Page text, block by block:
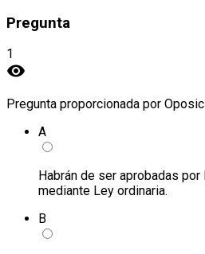
Pregunta
1
visibility
Pregunta proporcionada por
A
Habrán de ser aprobadas
mediante Ley ordinaria.
B